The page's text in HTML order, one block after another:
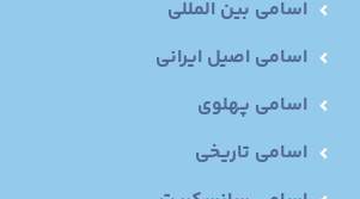
اسامی بین المللی
اسامی اصیل ایرانی
اسامی پهلوی
اسامی تاریخی